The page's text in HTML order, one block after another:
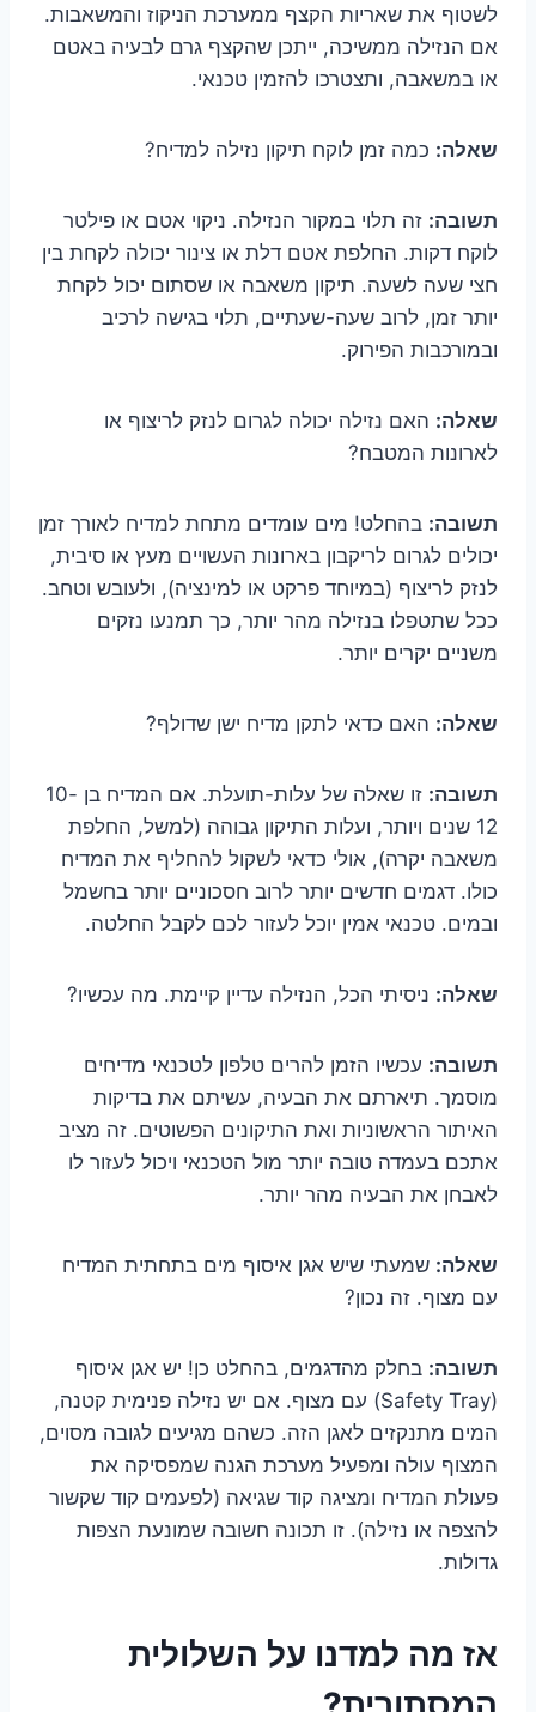
לשטוף את שאריות הקצף ממערכת הניקוז והמשאבות.
אם הנזילה ממשיכה, ייתכן שהקצף גרם לבעיה באטם
או במשאבה, ותצטרכו להזמין טכנאי.
שאלה: כמה זמן לוקח תיקון נזילה למדיח?
תשובה: זה תלוי במקור הנזילה. ניקוי אטם או פילטר
לוקח דקות. החלפת אטם דלת או צינור יכולה לקחת בין
חצי שעה לשעה. תיקון משאבה או שסתום יכול לקחת
יותר זמן, לרוב שעה-שעתיים, תלוי בגישה לרכיב
ובמורכבות הפירוק.
שאלה: האם נזילה יכולה לגרום לנזק לריצוף או
לארונות המטבח?
תשובה: בהחלט! מים עומדים מתחת למדיח לאורך זמן
יכולים לגרום לריקבון בארונות העשויים מעץ או סיבית,
לנזק לריצוף (במיוחד פרקט או למינציה), ולעובש וטחב.
ככל שתטפלו בנזילה מהר יותר, כך תמנעו נזקים
משניים יקרים יותר.
שאלה: האם כדאי לתקן מדיח ישן שדולף?
תשובה:
זו שאלה של עלות-תועלת. אם המדיח בן 10-
12 שנים ויותר, ועלות התיקון גבוהה (למשל, החלפת
משאבה יקרה), אולי כדאי לשקול להחליף את המדיח
כולו. דגמים חדשים יותר לרוב חסכוניים יותר בחשמל
ובמים. טכנאי אמין יוכל לעזור לכם לקבל החלטה.
שאלה: ניסיתי הכל, הנזילה עדיין קיימת. מה עכשיו?
תשובה: עכשיו הזמן להרים טלפון לטכנאי מדיחים
מוסמך. תיארתם את הבעיה, עשיתם את בדיקות
האיתור הראשוניות ואת התיקונים הפשוטים. זה מציב
אתכם בעמדה טובה יותר מול הטכנאי ויכול לעזור לו
לאבחן את הבעיה מהר יותר.
שאלה: שמעתי שיש אגן איסוף מים בתחתית המדיח
עם מצוף. זה נכון?
תשובה: בחלק מהדגמים, בהחלט כן! יש אגן איסוף
(Safety Tray) עם מצוף. אם יש נזילה פנימית קטנה,
המים מתנקזים לאגן הזה. כשהם מגיעים לגובה מסוים,
המצוף עולה ומפעיל מערכת הגנה שמפסיקה את
פעולת המדיח ומציגה קוד שגיאה (לפעמים קוד שקשור
להצפה או נזילה). זו תכונה חשובה שמונעת הצפות
גדולות.
אז מה למדנו על השלולית